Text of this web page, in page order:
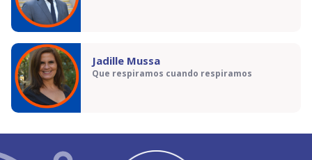
Jadille Mussa
Que respiramos cuando respiramos